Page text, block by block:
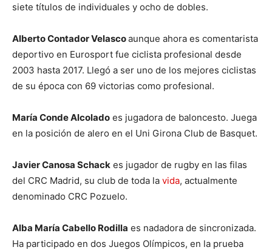
siete títulos de individuales y ocho de dobles.
Alberto Contador Velascoaunque ahora es comentarista
deportivo en Eurosport fue ciclista profesional desde
2003 hasta 2017. Llegó a ser uno de los mejores ciclistas
de su época con 69 victorias como profesional.
María Conde Alcolado es jugadora de baloncesto. Juega
en la posición de alero en el Uni Girona Club de Basquet.
Javier Canosa Schack es jugador de rugby en las filas
del CRC Madrid, su club de toda la vida, actualmente
denominado CRC Pozuelo.
Alba María Cabello Rodilla es nadadora de sincronizada.
Ha participado en dos Juegos Olímpicos, en la prueba